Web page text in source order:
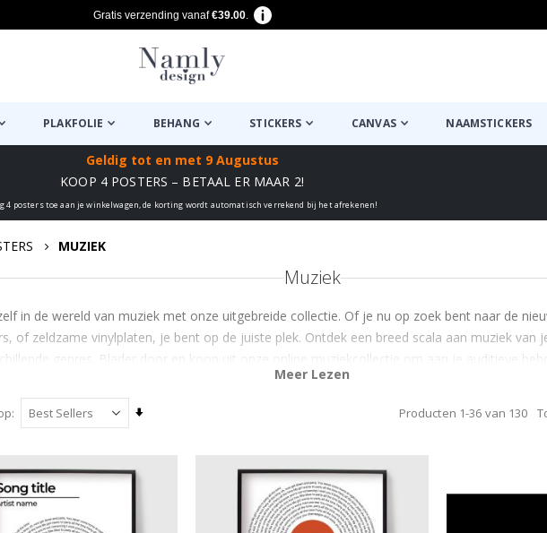
Gratis verzending vanaf€39.00.
PLAKFOLIE BEHANG STICKERS CANVAS NAAMSTICKERS
Geldig tot en met 9 Augustus
KOOP 4 POSTERS – BETAAL ER MAAR 2!
4 posters toe aan je winkelwagen, de korting wordt automatisch verrekend bij het afrekenen!
MUZIEK
Muziek
in de wereld van muziek met onze uitgebreide collectie. Of je nu op zoek bent naar de
of zeldzame vinylplaten, je bent op de juiste plek. Ontdek een breed scala aan muziek van
genres. Blader door en koop uit onze online muziekcollectie om aan je auditieve
Meer Lezen
Van
Producten 1-36 van 130